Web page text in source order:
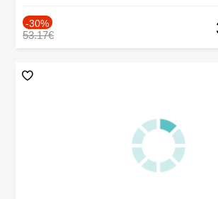
-30%
53.17€